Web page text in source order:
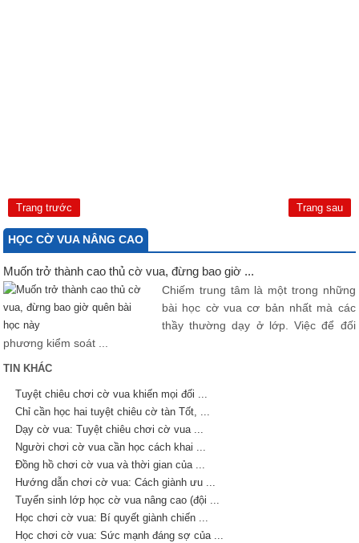
Trang trước Trang sau
HỌC CỜ VUA NÂNG CAO
Muốn trở thành cao thủ cờ vua, đừng bao giờ ...
Chiếm trung tâm là một trong những
bài học cờ vua cơ bản nhất mà các
thầy thường dạy ở lớp. Việc để đối
phương kiểm soát ...
TIN KHÁC
Tuyệt chiêu chơi cờ vua khiến mọi đối ...
Chỉ cần học hai tuyệt chiêu cờ tàn Tốt, ...
Dạy cờ vua: Tuyệt chiêu chơi cờ vua ...
Người chơi cờ vua cần học cách khai ...
Đồng hồ chơi cờ vua và thời gian của ...
Hướng dẫn chơi cờ vua: Cách giành ưu ...
Tuyển sinh lớp học cờ vua nâng cao (đội ...
Học chơi cờ vua: Bí quyết giành chiến ...
Học chơi cờ vua: Sức mạnh đáng sợ của ...